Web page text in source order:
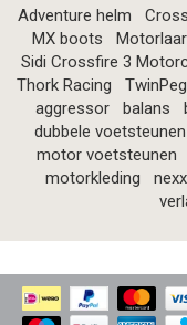
Adventure helm
MX boots
Sidi Crossfire 3
Thork Racing
aggressor
balans
dubbele voetsteunen
motor voetsteunen
motorkleding
nexx